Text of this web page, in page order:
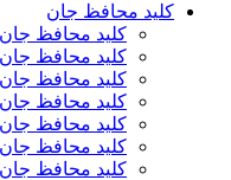
کلید محافظ جان
کلید محافظ جان
کلید محافظ
کلید محافظ
کلید محافظ
کلید محافظ
کلید محافظ
کلید محافظ جان